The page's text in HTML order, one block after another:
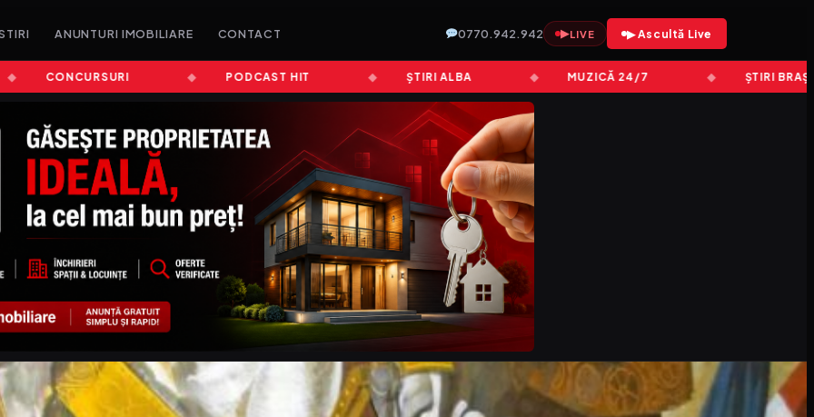
ANUNTURI IMOBILIARE CONTACT 0770.942.942 ▶LIVE ▶ Ascultă Live
CONCURSURI PODCAST HIT ȘTIRI ALBA MUZICĂ 24/7 ȘTIRI BRAȘOV